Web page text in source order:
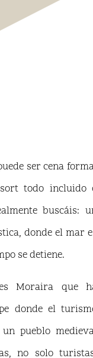
ser cena
todo incluido
buscáis:
donde el mar
se detiene.
Moraira que
donde el
pueblo
no solo